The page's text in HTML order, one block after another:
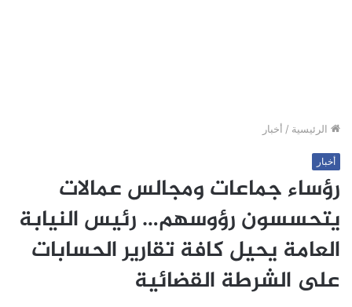
الرئيسية / أخبار
أخبار
رؤساء جماعات ومجالس عمالات
يتحسسون رؤوسهم… رئيس النيابة
العامة يحيل كافة تقارير الحسابات
على الشرطة القضائية